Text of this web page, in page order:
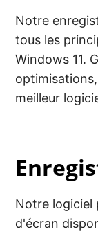
Notre
tous les
Windows 11.
meilleur
Notre logiciel
d'écran